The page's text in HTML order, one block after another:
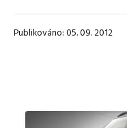
Publikováno: 05. 09. 2012